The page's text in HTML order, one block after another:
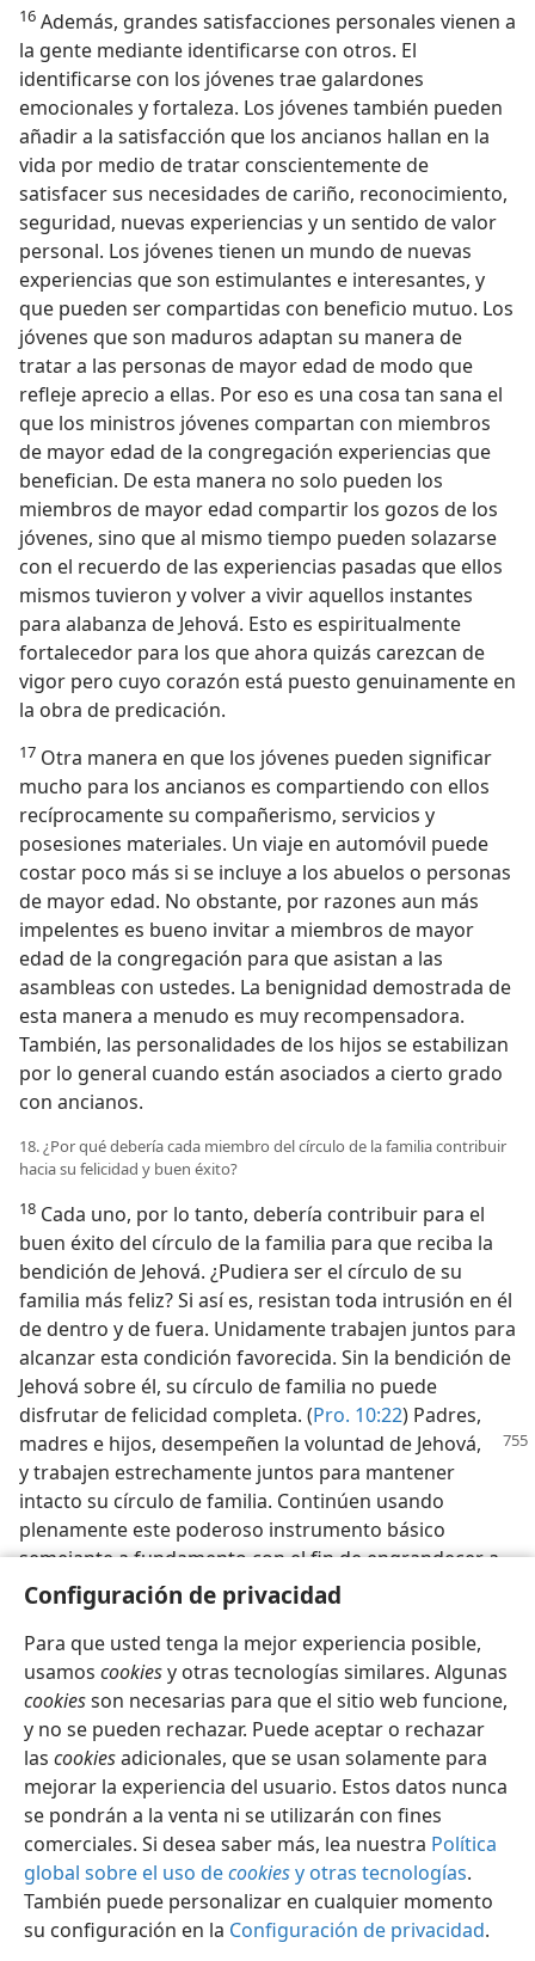
Configuración de privacidad
Para que usted tenga la mejor experiencia posible,
usamos cookiesy otras tecnologías similares. Algunas
cookiesson necesarias para que el sitio web funcione,
y no se pueden rechazar. Puede aceptar o rechazar
las cookiesadicionales, que se usan solamente para
mejorar la experiencia del usuario. Estos datos nunca
se pondrán a la venta ni se utilizarán con fines
comerciales. Si desea saber más, lea nuestra Política
global sobre el uso decookiesy otras tecnologías.
También puede personalizar en cualquier momento
su configuración en la Configuración de privacidad.
16 Además, grandes satisfacciones personales vienen a
la gente mediante identificarse con otros. El
identificarse con los jóvenes trae galardones
emocionales y fortaleza. Los jóvenes también pueden
añadir a la satisfacción que los ancianos hallan en la
vida por medio de tratar conscientemente de
satisfacer sus necesidades de cariño, reconocimiento,
seguridad, nuevas experiencias y un sentido de valor
personal. Los jóvenes tienen un mundo de nuevas
experiencias que son estimulantes e interesantes, y
que pueden ser compartidas con beneficio mutuo. Los
jóvenes que son maduros adaptan su manera de
tratar a las personas de mayor edad de modo que
refleje aprecio a ellas. Por eso es una cosa tan sana el
que los ministros jóvenes compartan con miembros
de mayor edad de la congregación experiencias que
benefician. De esta manera no solo pueden los
miembros de mayor edad compartir los gozos de los
jóvenes, sino que al mismo tiempo pueden solazarse
con el recuerdo de las experiencias pasadas que ellos
mismos tuvieron y volver a vivir aquellos instantes
para alabanza de Jehová. Esto es espiritualmente
fortalecedor para los que ahora quizás carezcan de
vigor pero cuyo corazón está puesto genuinamente en
la obra de predicación.
17 Otra manera en que los jóvenes pueden significar
mucho para los ancianos es compartiendo con ellos
recíprocamente su compañerismo, servicios y
posesiones materiales. Un viaje en automóvil puede
costar poco más si se incluye a los abuelos o personas
de mayor edad. No obstante, por razones aun más
impelentes es bueno invitar a miembros de mayor
edad de la congregación para que asistan a las
asambleas con ustedes. La benignidad demostrada de
esta manera a menudo es muy recompensadora.
También, las personalidades de los hijos se estabilizan
por lo general cuando están asociados a cierto grado
con ancianos.
18. ¿Por qué debería cada miembro del círculo de la familia contribuir
hacia su felicidad y buen éxito?
18 Cada uno, por lo tanto, debería contribuir para el
buen éxito del círculo de la familia para que reciba la
bendición de Jehová. ¿Pudiera ser el círculo de su
familia más feliz? Si así es, resistan toda intrusión en él
de dentro y de fuera. Unidamente trabajen juntos para
alcanzar esta condición favorecida. Sin la bendición de
Jehová sobre él, su círculo de familia no puede
disfrutar de felicidad completa. (Pro. 10:22) Padres,
madres e hijos, desempeñen la voluntad de Jehová,
y trabajen estrechamente juntos para mantener
intacto su círculo de familia. Continúen usando
plenamente este poderoso instrumento básico
semejante a fundamento con el fin de engrandecer a
su Hacedor.
Español Compartir Configuración
Copyright© 2026 Watch Tower Bible and Tract Society of Pennsylvania
Condiciones de uso
Política de privacidad
Configuración de privacidad
JW.ORG Iniciar sesión